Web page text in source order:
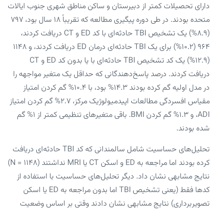
دارای تحصیلات کمتر از دبیرستان و ساکن مناطق شهری جنوب ایالات
متحده بودند. در طی دوره پیگیری مطالعه که تقریباً ۱۸ سال بود، ۷۹۷
(۸.۹%) یک تشخیص TBI حادثه‌ای با کد ED و CT دریافت کردند،
۹۶۴ (۱۰.۲%) برای یک TBI حادثه‌ای درمان ED دریافت کردند، و ۱۱۴۸
(۱۲.۹%) یک کد تشخیص TBI حادثه‌ای با یا بدون کد ED و CT
دریافت کردند. درصد پاسخ‌دهندگانی که حداقل یک متغیر مواجهه را
در مدل اولیه گم کرده بودند ۱۴.۳% بود، با ۱۰.۴% گم کردن امتیاز
مقیاس افسردگی مطالعات اپیدمیولوژیک مرکز، ۲.۷% گم کردن امتیاز
ADI، و ۱.۳% گم کردن BMI. باقی متغیرهای تنظیمی کمتر از ۱% گم
شده بودند.
تحلیل‌های حساسیت شامل سالمندانی که کد TBI حادثه‌ای دریافت
کرده بودند اما مراجعه به ED و اسکن CT یا MRI نداشتند (n = ۱۱۴۸)
نتایج مشابهی نشان داد. دیگر تحلیل‌های حساسیت با استفاده از
کدها فقط (یعنی تشخیص TBI اما بدون مراجعه به ED یا اسکن
تصویربرداری) نتایج مشابهی نشان دادند وقتی بر اساس وضعیت